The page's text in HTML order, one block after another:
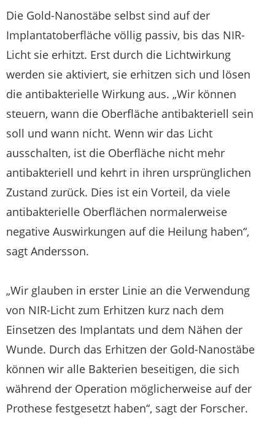
Die Gold-Nanostäbe selbst sind auf der
Implantatoberfläche völlig passiv, bis das NIR-
Licht sie erhitzt. Erst durch die Lichtwirkung
werden sie aktiviert, sie erhitzen sich und lösen
die antibakterielle Wirkung aus. „Wir können
steuern, wann die Oberfläche antibakteriell sein
soll und wann nicht. Wenn wir das Licht
ausschalten, ist die Oberfläche nicht mehr
antibakteriell und kehrt in ihren ursprünglichen
Zustand zurück. Dies ist ein Vorteil, da viele
antibakterielle Oberflächen normalerweise
negative Auswirkungen auf die Heilung haben“,
sagt Andersson.
„Wir glauben in erster Linie an die Verwendung
von NIR-Licht zum Erhitzen kurz nach dem
Einsetzen des Implantats und dem Nähen der
Wunde. Durch das Erhitzen der Gold-Nanostäbe
können wir alle Bakterien beseitigen, die sich
während der Operation möglicherweise auf der
Prothese festgesetzt haben“, sagt der Forscher.